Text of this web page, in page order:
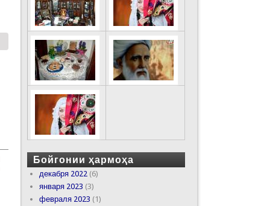
Бойгонии ҳармоҳа
декабря 2022 (6)
января 2023 (3)
февраля 2023 (1)